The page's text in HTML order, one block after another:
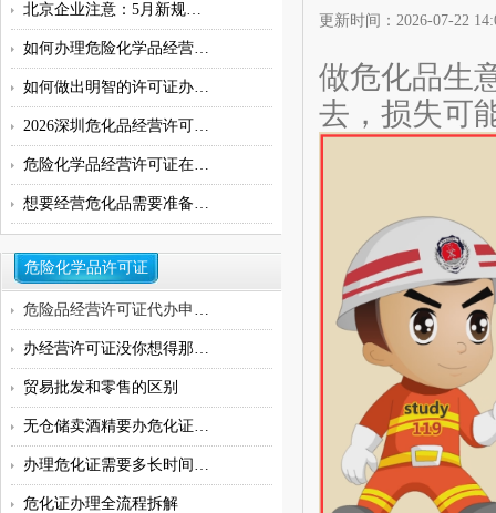
北京企业注意：5月新规！5种化学品
如何办理危险化学品经营许可证
如何做出明智的许可证办理决策：
2026深圳危化品经营许可证办理流程
危险化学品经营许可证在哪办理
想要经营危化品需要准备什么证件
危险化学品许可证
危险品经营许可证代办申请,危化品
办经营许可证没你想得那么难！
贸易批发和零售的区别
无仓储卖酒精要办危化证吗？
办理危化证需要多长时间？代办机
​​危化证办理全流程拆解
更新时间：2026-07-22
做危化品生
去，损失可